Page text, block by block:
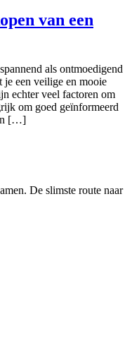
van een
als ontmoedigend
een veilige en mooie
echter veel factoren om
om goed geïnformeerd
In […]
De slimste route naar